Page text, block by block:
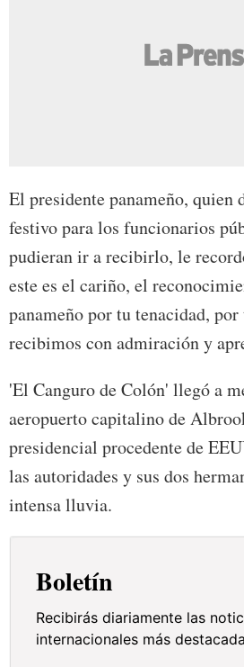
El presidente panameño, quien
festivo para los funcionarios
pudieran ir a recibirlo, le
este es el cariño, el
panameño por tu tenacidad,
recibimos con admiración y
'El Canguro de Colón' llegó a
aeropuerto capitalino de
presidencial procedente de
las autoridades y sus dos
intensa lluvia.
Boletín
Recibirás diariamente las
internacionales más